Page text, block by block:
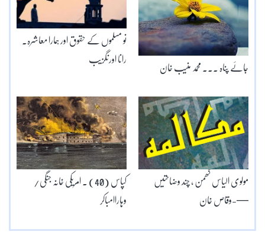
نو مسلموں کے حقوق اور ہمارا معاشرہ۔
رانا اورنگزیب
جائے پناہ ۔۔۔ محمد منیب خان
کپاس (40) ۔ امریکی خانہ جنگی/
وہاراامباکر
مولوی الیاس گھمن ، چند وضاحتیں
—-وقاص خان